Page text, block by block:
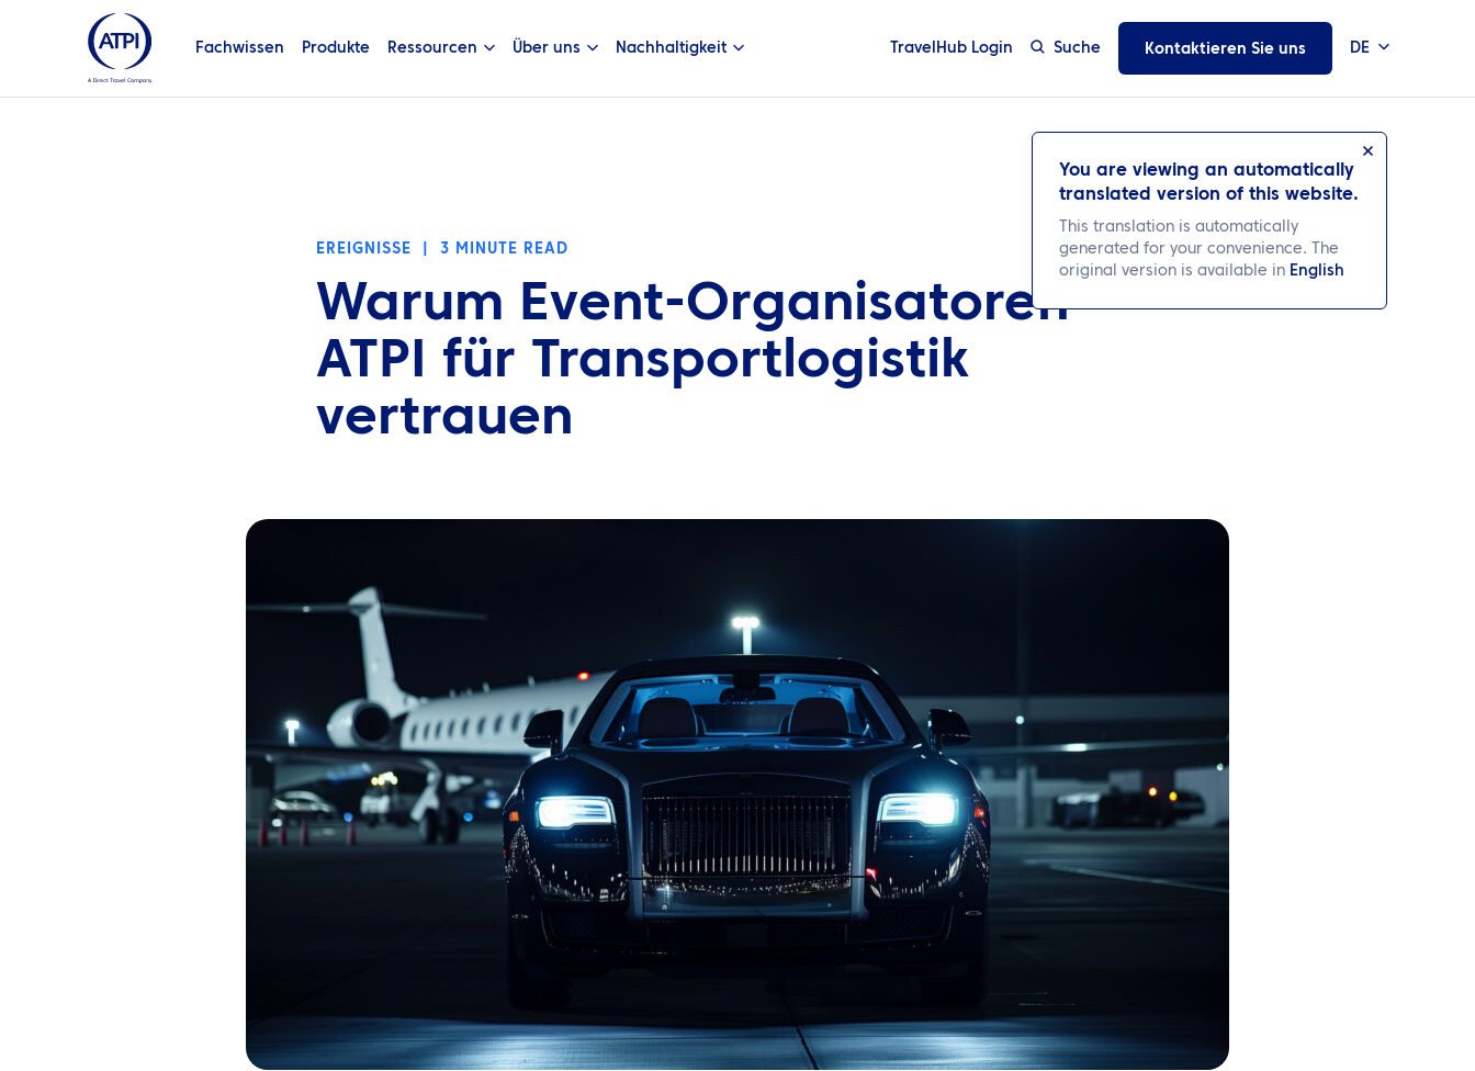
Fachwissen Produkte Ressourcen Über uns Nachhaltigkeit TravelHub Login Suche Kontaktieren Sie uns DE
You are viewing an automatically
translated version of this website.
This translation is automatically
generated for your convenience. The
original version is available in English
EREIGNISSE 3 MINUTE READ
Warum Event-Organisatoren
ATPI für Transportlogistik
vertrauen